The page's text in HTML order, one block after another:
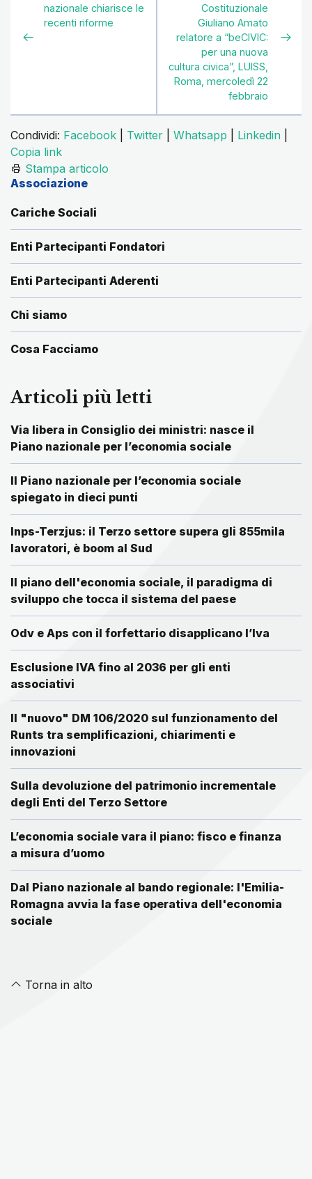
nazionale chiarisce le
recenti riforme
Costituzionale
Giuliano Amato
relatore a “beCIVIC:
per una nuova
cultura civica”, LUISS,
Roma, mercoledì 22
febbraio
Condividi: Facebook Twitter Whatsapp Linkedin
Copia link
Stampa articolo
Associazione
Cariche Sociali
Enti Partecipanti Fondatori
Enti Partecipanti Aderenti
Chi siamo
Cosa Facciamo
Articoli più letti
Via libera in Consiglio dei ministri: nasce il
Piano nazionale per l’economia sociale
Il Piano nazionale per l’economia sociale
spiegato in dieci punti
Inps-Terzjus: il Terzo settore supera gli 855mila
lavoratori, è boom al Sud
Il piano dell'economia sociale, il paradigma di
sviluppo che tocca il sistema del paese
Odv e Aps con il forfettario disapplicano l’Iva
Esclusione IVA fino al 2036 per gli enti
associativi
Il "nuovo" DM 106/2020 sul funzionamento del
Runts tra semplificazioni, chiarimenti e
innovazioni
Sulla devoluzione del patrimonio incrementale
degli Enti del Terzo Settore
L’economia sociale vara il piano: fisco e finanza
a misura d’uomo
Dal Piano nazionale al bando regionale: l'Emilia-
Romagna avvia la fase operativa dell'economia
sociale
Torna in alto